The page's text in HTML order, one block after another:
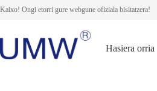
Kaixo! Ongi etorri gure webgune ofiziala bisitatzera!
Hasiera orria